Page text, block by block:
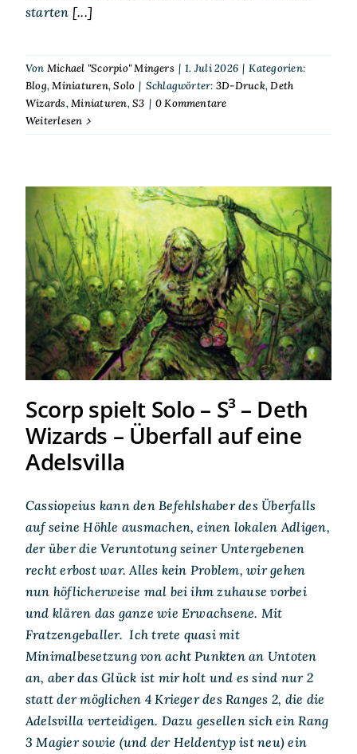
starten [...]
Von Michael "Scorpio" Mingers | 1. Juli 2026 | Kategorien:
Blog,Miniaturen,Solo | Schlagwörter: 3D-Druck,Deth
Wizards,Miniaturen,S3 | 0 Kommentare
Weiterlesen
Scorp spielt Solo – S³ – Deth
Wizards – Überfall auf eine
Adelsvilla
Scorp spielt Solo – S³ – Deth
Wizards – Überfall auf eine
Adelsvilla
Cassiopeius kann den Befehlshaber des Überfalls
auf seine Höhle ausmachen, einen lokalen Adligen,
der über die Veruntotung seiner Untergebenen
recht erbost war. Alles kein Problem, wir gehen
nun höflicherweise mal bei ihm zuhause vorbei
und klären das ganze wie Erwachsene. Mit
Fratzengeballer. Ich trete quasi mit
Minimalbesetzung von acht Punkten an Untoten
an, aber das Glück ist mir holt und es sind nur 2
statt der möglichen 4 Krieger des Ranges 2, die die
Adelsvilla verteidigen. Dazu gesellen sich ein Rang
3 Magier sowie (und der Heldentyp ist neu) ein